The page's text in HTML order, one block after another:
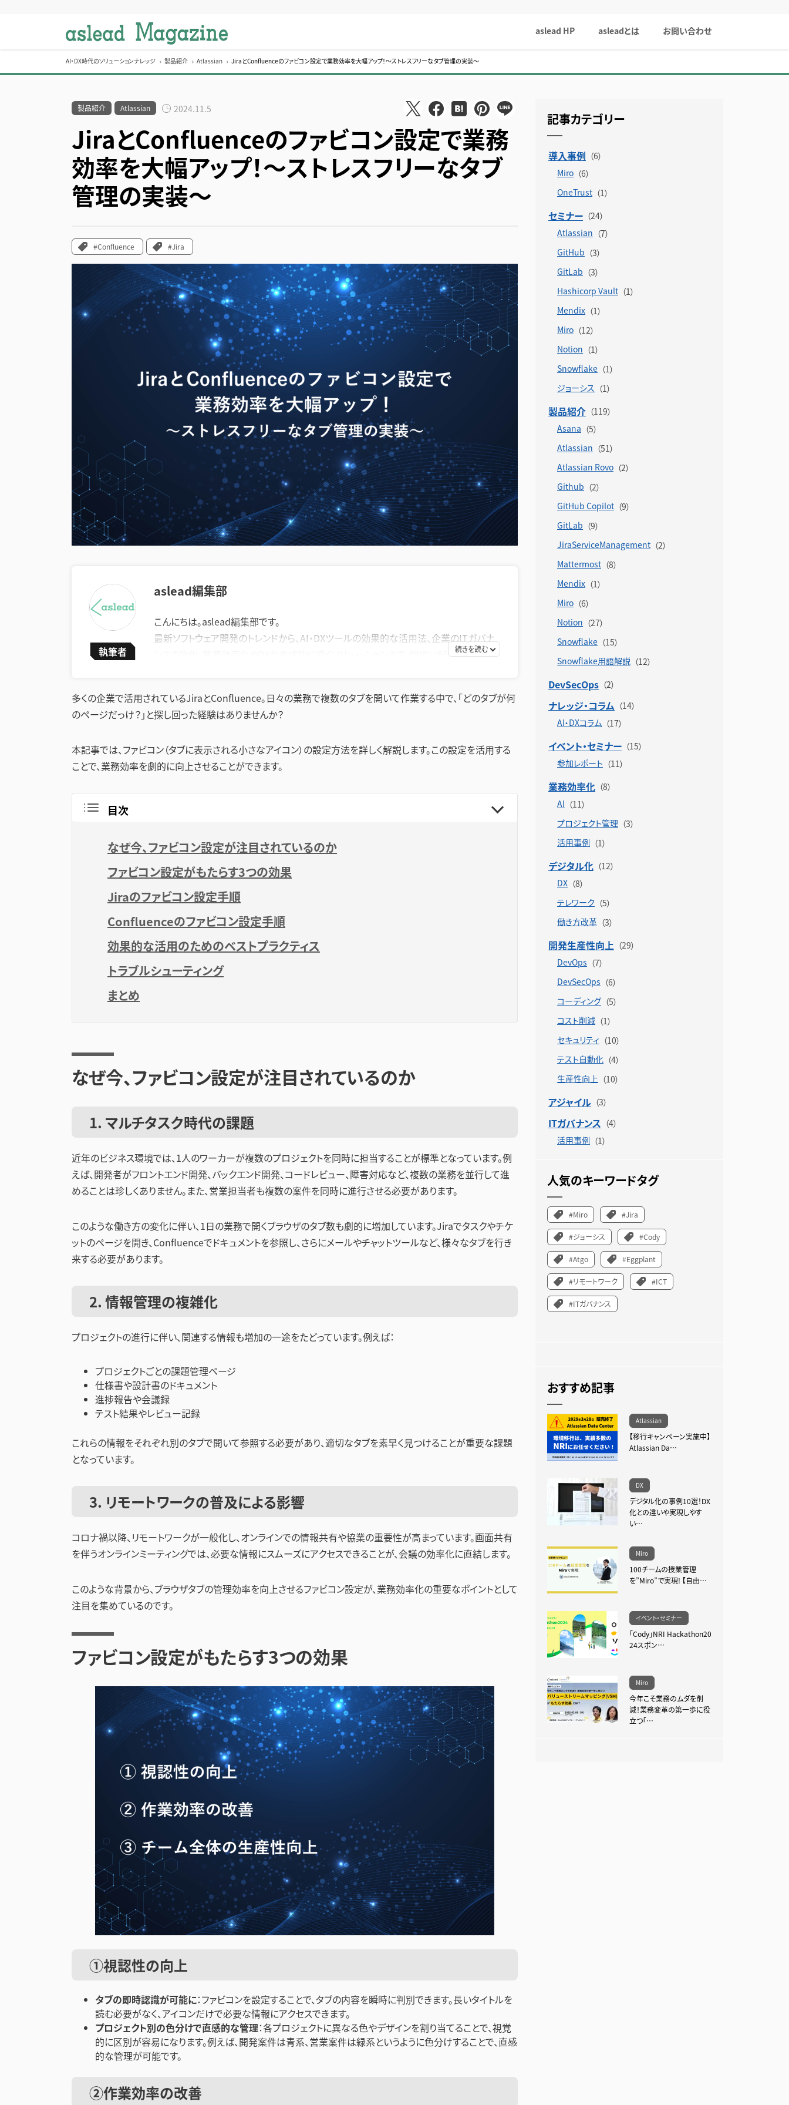
o
aslead HP asleadとは お問い合わせ
AI・DX時代のソリューションナレッジ 製品紹介 Atlassian JiraとConfluenceのファビコン設定で業務効率を大幅アップ！～ストレスフリーなタブ管理の実装～
製品紹介 Atlassian 2024.11.5
JiraとConfluenceのファビコン設定で業務
効率を大幅アップ！～ストレスフリーなタブ
管理の実装～
#Confluence #Jira
執筆者
aslead編集部
こんにちは。aslead編集部です。
最新ソフトウェア開発のトレンドから、AI・DXツールの効果的な活用法、企業のITガバナ
ンスの強化、業務効率化やDX化を成功に導くソリューションまで、幅広い記事を提供して
上に繋がる実践的な情報をお届けすることを目指します。
多くの企業で活用されているJiraとConfluence。日々の業務で複数のタブを開いて作業する中で、「どのタブが何
のページだっけ？」と探し回った経験はありませんか？
本記事では、ファビコン（タブに表示される小さなアイコン）の設定方法を詳しく解説します。この設定を活用する
ことで、業務効率を劇的に向上させることができます。
目次
なぜ今、ファビコン設定が注目されているのか
ファビコン設定がもたらす3つの効果
Jiraのファビコン設定手順
Confluenceのファビコン設定手順
効果的な活用のためのベストプラクティス
トラブルシューティング
まとめ
なぜ今、ファビコン設定が注目されているのか
1. マルチタスク時代の課題
近年のビジネス環境では、1人のワーカーが複数のプロジェクトを同時に担当することが標準となっています。例
えば、開発者がフロントエンド開発、バックエンド開発、コードレビュー、障害対応など、複数の業務を並行して進
めることは珍しくありません。また、営業担当者も複数の案件を同時に進行させる必要があります。
このような働き方の変化に伴い、1日の業務で開くブラウザのタブ数も劇的に増加しています。Jiraでタスクやチケ
ットのページを開き、Confluenceでドキュメントを参照し、さらにメールやチャットツールなど、様々なタブを行き
来する必要があります。
2. 情報管理の複雑化
プロジェクトの進行に伴い、関連する情報も増加の一途をたどっています。例えば：
プロジェクトごとの課題管理ページ
仕様書や設計書のドキュメント
進捗報告や会議録
テスト結果やレビュー記録
これらの情報をそれぞれ別のタブで開いて参照する必要があり、適切なタブを素早く見つけることが重要な課題
となっています。
3. リモートワークの普及による影響
コロナ禍以降、リモートワークが一般化し、オンラインでの情報共有や協業の重要性が高まっています。画面共有
を伴うオンラインミーティングでは、必要な情報にスムーズにアクセスできることが、会議の効率化に直結します。
このような背景から、ブラウザタブの管理効率を向上させるファビコン設定が、業務効率化の重要なポイントとして
注目を集めているのです。
ファビコン設定がもたらす3つの効果
①視認性の向上
タブの即時認識が可能に：ファビコンを設定することで、タブの内容を瞬時に判別できます。長いタイトルを
読む必要がなく、アイコンだけで必要な情報にアクセスできます。
プロジェクト別の色分けで直感的な管理：各プロジェクトに異なる色やデザインを割り当てることで、視覚
的に区別が容易になります。例えば、開発案件は青系、営業案件は緑系というように色分けすることで、直感
的な管理が可能です。
②作業効率の改善
記事カテゴリー
導入事例
Miro
OneTrust
セミナー
Atlassian
GitHub
GitLab
Hashicorp Vault
Mendix
Miro
Notion
Snowflake
ジョーシス
製品紹介
Asana
Atlassian
Atlassian Rovo
Github
GitHub Copilot
GitLab
JiraServiceManagement
Mattermost
Mendix
Miro
Notion
Snowflake
Snowflake用語解説
DevSecOps
ナレッジ・コラム
AI・DXコラム
イベント・セミナー
参加レポート
業務効率化
AI
プロジェクト管理
活用事例
デジタル化
DX
テレワーク
働き方改革
開発生産性向上
DevOps
DevSecOps
コーディング
コスト削減
セキュリティ
テスト自動化
生産性向上
アジャイル
ITガバナンス
活用事例
人気のキーワードタグ
#Miro #Jira
#ジョーシス #Cody
#Atgo #Eggplant
#リモートワーク #ICT
#ITガバナンス
おすすめ記事
Atlassian
【移行キャンペーン実施中】
Atlassian Da…
DX
デジタル化の事例10選！DX
化との違いや実現しやす
い…
Miro
100チームの授業管理
を”Miro”で実現! 【自由…
イベント・セミナー
「Cody」NRI Hackathon20
24スポン…
Miro
今年こそ業務のムダを削
減！業務変革の第一歩に役
立つ「…